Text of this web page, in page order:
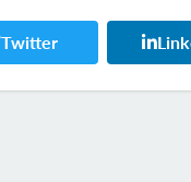
Twitter